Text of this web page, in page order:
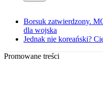
Borsuk zatwierdzony.
dla wojska
Jednak nie koreański?
Promowane treści